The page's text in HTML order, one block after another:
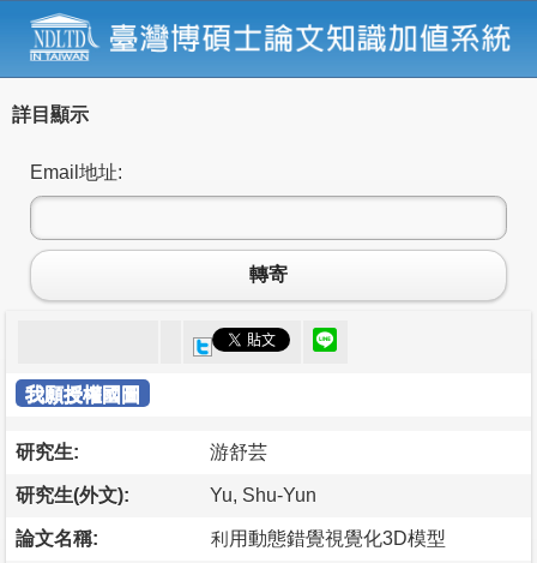
詳目顯示
Email地址:
轉寄
我願授權國圖
研究生: 游舒芸
研究生(外文): Yu, Shu-Yun
論文名稱: 利用動態錯覺視覺化3D模型